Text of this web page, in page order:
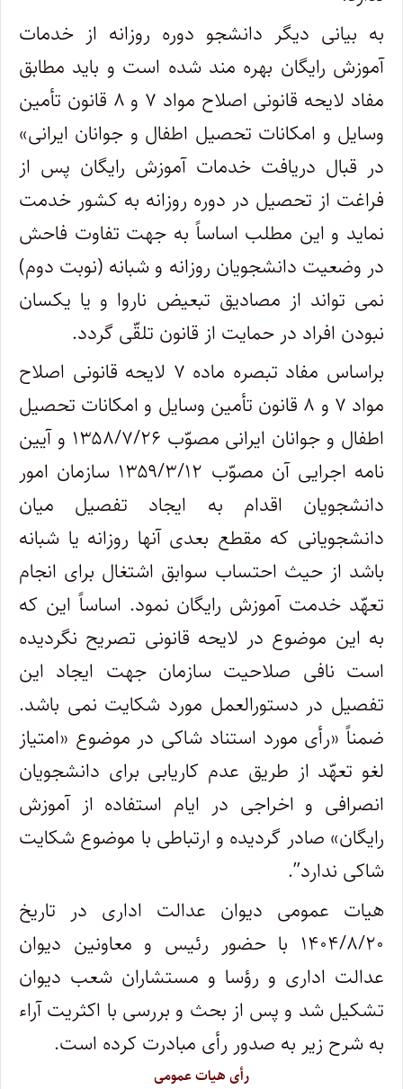
به بیانی دیگر دانشجو دوره روزانه از خدمات
آموزش رایگان بهره مند شده است و باید مطابق
مفاد لایحه قانونی اصلاح مواد ۷ و ۸ قانون تأمین
وسایل و امکانات تحصیل اطفال و جوانان ایرانی»
در قبال دریافت خدمات آموزش رایگان پس از
فراغت از تحصیل در دوره روزانه به کشور خدمت
نماید و این مطلب اساساً به جهت تفاوت فاحش
در وضعیت دانشجویان روزانه و شبانه (نوبت دوم)
نمی تواند از مصادیق تبعیض ناروا و یا یکسان
نبودن افراد در حمایت از قانون تلقّی گردد.
براساس مفاد تبصره ماده ۷ لایحه قانونی اصلاح
مواد ۷ و ۸ قانون تأمین وسایل و امکانات تحصیل
اطفال و جوانان ایرانی مصوّب ۱۳۵۸/۷/۲۶ و آیین
نامه اجرایی آن مصوّب ۱۳۵۹/۳/۱۲ سازمان امور
دانشجویان اقدام به ایجاد تفصیل میان
دانشجویانی که مقطع بعدی آنها روزانه یا شبانه
باشد از حیث احتساب سوابق اشتغال برای انجام
تعهّد خدمت آموزش رایگان نمود. اساساً این که
به این موضوع در لایحه قانونی تصریح نگردیده
است نافی صلاحیت سازمان جهت ایجاد این
تفصیل در دستورالعمل مورد شکایت نمی باشد.
ضمناً «رأی مورد استناد شاکی در موضوع «امتیاز
لغو تعهّد از طریق عدم کاریابی برای دانشجویان
انصرافی و اخراجی در ایام استفاده از آموزش
رایگان» صادر گردیده و ارتباطی با موضوع شکایت
شاکی ندارد.”
هیات عمومی دیوان عدالت اداری در تاریخ
۱۴۰۴/۸/۲۰ با حضور رئیس و معاونین دیوان
عدالت اداری و رؤسا و مستشاران شعب دیوان
تشکیل شد و پس از بحث و بررسی با اکثریت آراء
به شرح زیر به صدور رأی مبادرت کرده است.
رأی هیات عمومی